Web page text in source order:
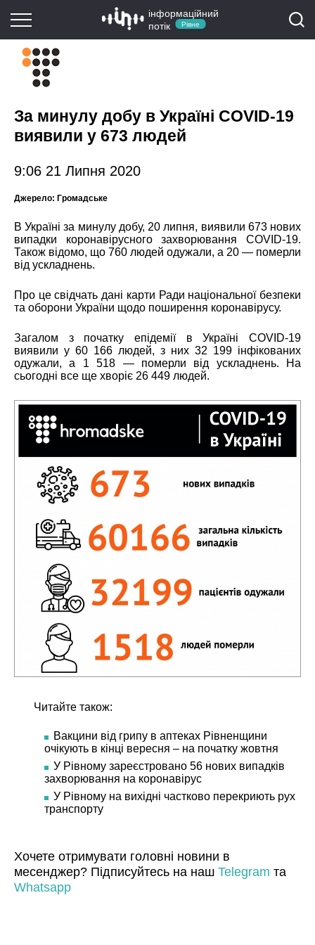
інформаційний
потік
Рівне
За минулу добу в Україні COVID-19
виявили у 673 людей
9:06 21 Липня 2020
Джерело: Громадське
В Україні за минулу добу, 20 липня, виявили 673 нових
випадки коронавірусного захворювання COVID-19.
Також відомо, що 760 людей одужали, а 20 — померли
від ускладнень.
Про цесвідчать дані карти Ради національної безпеки
та оборони України щодо поширення коронавірусу.
Загалом з початку епідемії в Україні COVID-19
виявили у 60 166 людей, з них 32 199 інфікованих
одужали, а 1 518 — померли від ускладнень. На
сьогодні все ще хворіє 26 449 людей.
Читайте також:
Вакцини від грипу в аптеках Рівненщини
очікують в кінці вересня – на початку жовтня
У Рівному зареєстровано 56 нових випадків
захворювання на коронавірус
У Рівному на вихідні частково перекриють рух
транспорту
Хочете отримувати головні новини в
месенджер? Підписуйтесь на наш Telegram та
Whatsapp